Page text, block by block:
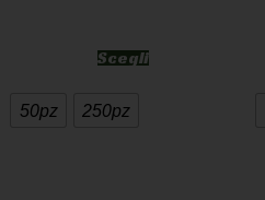
Scegli
50pz 250pz